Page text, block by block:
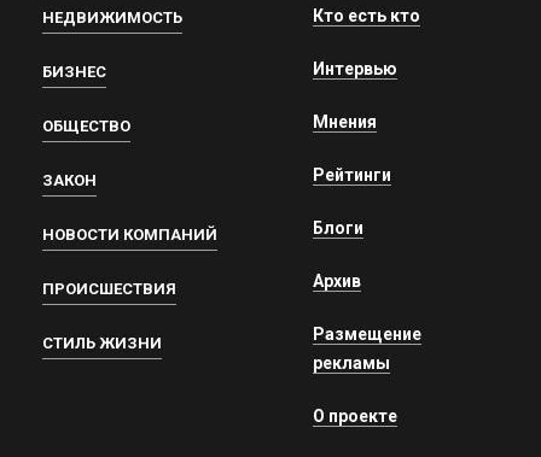
НЕДВИЖИМОСТЬ
БИЗНЕС
ОБЩЕСТВО
ЗАКОН
НОВОСТИ КОМПАНИЙ
ПРОИСШЕСТВИЯ
СТИЛЬ ЖИЗНИ
Кто есть кто
Интервью
Мнения
Рейтинги
Блоги
Архив
Размещение
рекламы
О проекте